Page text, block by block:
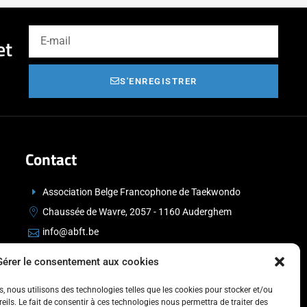
le consentement aux cookies
nous utilisons des technologies telles que les cookies pour stocker et/ou
Le fait de consentir à ces technologies nous permettra de traiter des
S'ENREGISTRER
Contact
Association Belge Francophone de Taekwondo
Chaussée de Wavre, 2057 - 1160 Auderghem
info@abft.be